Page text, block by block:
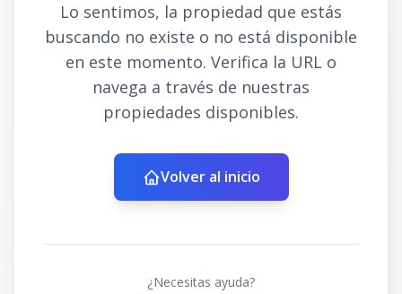
Lo sentimos, la propiedad que estás
buscando no existe o no está disponible
en este momento. Verifica la URL o
navega a través de nuestras
propiedades disponibles.
Volver al inicio
¿Necesitas ayuda?